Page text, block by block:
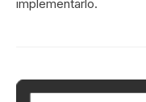
implementarlo.